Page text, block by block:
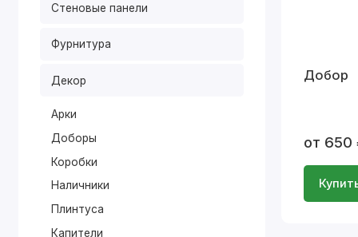
Стеновые панели
Фурнитура
Декор
Арки
Доборы
Коробки
Наличники
Плинтуса
Капители
Добор
от 650